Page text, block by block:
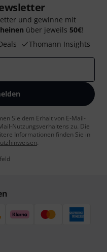
und gewinne mit
über jeweils 50€!
Thomann Insights
Sie dem Erhalt von E-Mail-
Nutzungsverhaltens zu. Die
Informationen finden Sie in
.